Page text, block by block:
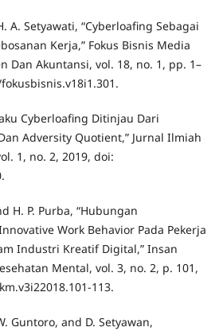
A. Setyawati, “Cyberloafing Sebagai
Kerja,” Fokus Bisnis Media
Dan Akuntansi, vol. 18, no. 1, pp. 1–
Cyberloafing Ditinjau Dari
Adversity Quotient,” Jurnal Ilmiah
1, no. 2, 2019, doi:
H. P. Purba, “Hubungan
Work Behavior Pada Pekerja
Industri Kreatif Digital,” Insan
Mental, vol. 3, no. 2, p. 101,
113.
Guntoro, and D. Setyawan,